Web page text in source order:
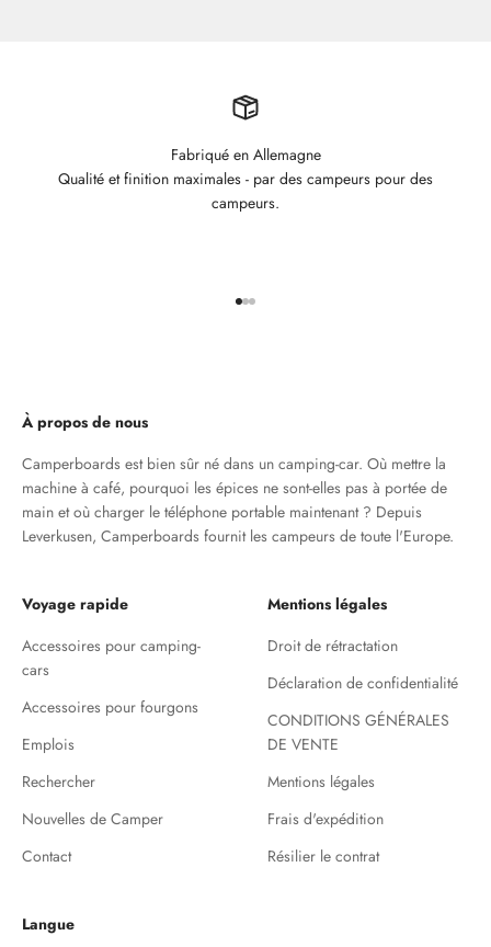
Fabriqué en Allemagne
Qualité et finition maximales - par des campeurs pour des
campeurs.
À propos de nous
Camperboards est bien sûr né dans un camping-car. Où mettre la
machine à café, pourquoi les épices ne sont-elles pas à portée de
main et où charger le téléphone portable maintenant ? Depuis
Leverkusen, Camperboards fournit les campeurs de toute l'Europe.
Voyage rapide
Accessoires pour camping-
cars
Accessoires pour fourgons
Emplois
Rechercher
Nouvelles de Camper
Contact
Mentions légales
Droit de rétractation
Déclaration de confidentialité
CONDITIONS GÉNÉRALES
DE VENTE
Mentions légales
Frais d'expédition
Résilier le contrat
Langue